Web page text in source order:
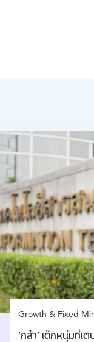
Growth & Fixed
‘กล้า’ เด็กหนุ่มที่เติ